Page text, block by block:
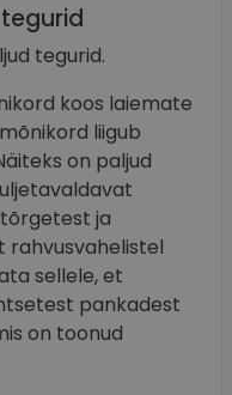
tegurid.
koos laiemate
liigub
on paljud
ja
rahvusvahelistel
sellele, et
pankadest
on toonud